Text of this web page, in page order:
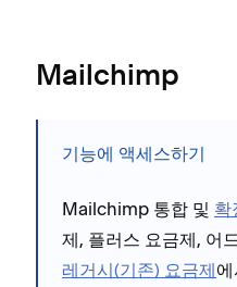
Mailchimp
기능에 액세스하기
Mailchimp 통합 및 확
제, 플러스 요금제, 어
레거시(기존) 요금제